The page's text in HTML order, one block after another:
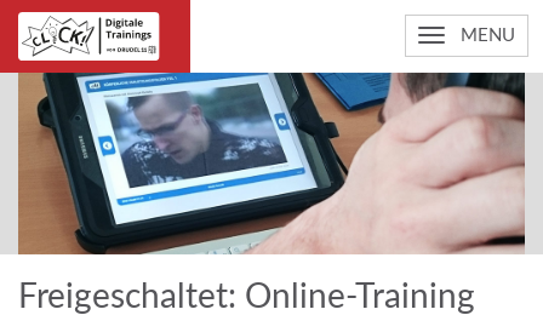
MENU
Freigeschaltet: Online-Training